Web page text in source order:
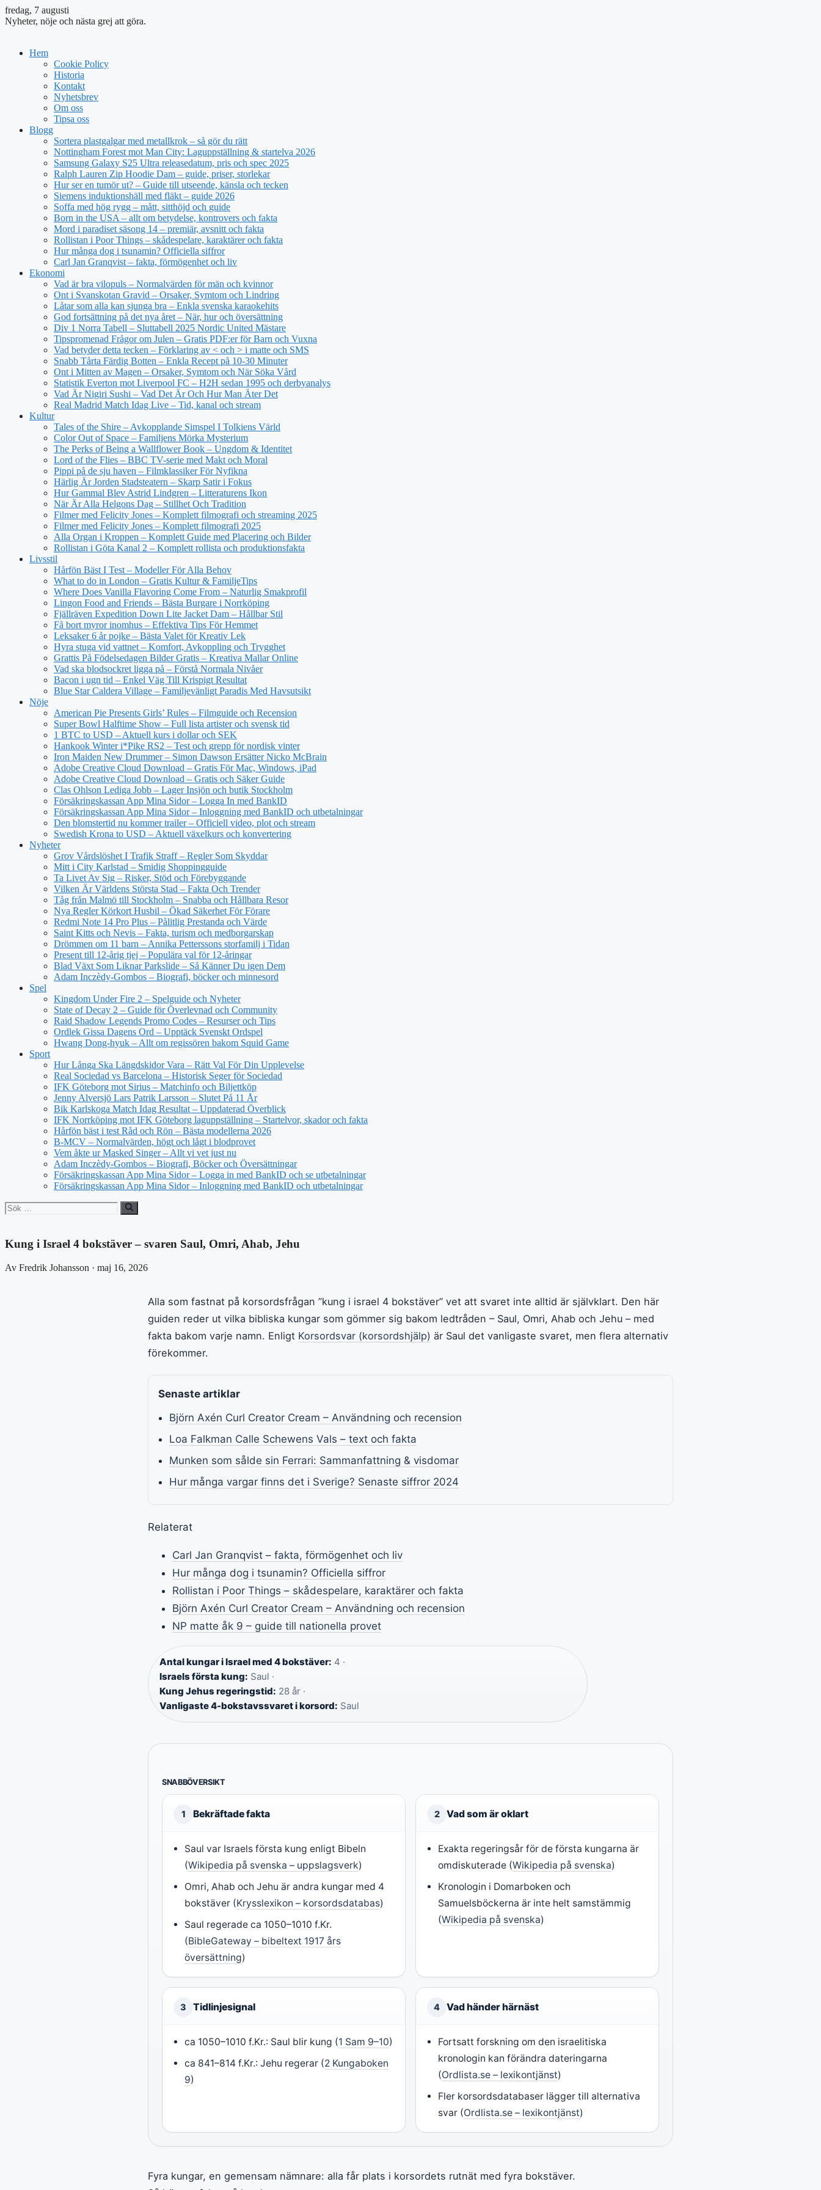
fredag, 7 augusti
Nyheter, nöje och nästa grej att göra.
Hem
Cookie Policy
Historia
Kontakt
Nyhetsbrev
Om oss
Tipsa oss
Blogg
Sortera plastgalgar med metallkrok – så gör du rätt
Nottingham Forest mot Man City: Laguppställning & startelva 2026
Samsung Galaxy S25 Ultra releasedatum, pris och spec 2025
Ralph Lauren Zip Hoodie Dam – guide, priser, storlekar
Hur ser en tumör ut? – Guide till utseende, känsla och tecken
Siemens induktionshäll med fläkt – guide 2026
Soffa med hög rygg – mått, sitthöjd och guide
Born in the USA – allt om betydelse, kontrovers och fakta
Mord i paradiset säsong 14 – premiär, avsnitt och fakta
Rollistan i Poor Things – skådespelare, karaktärer och fakta
Hur många dog i tsunamin? Officiella siffror
Carl Jan Granqvist – fakta, förmögenhet och liv
Ekonomi
Vad är bra vilopuls – Normalvärden för män och kvinnor
Ont i Svanskotan Gravid – Orsaker, Symtom och Lindring
Låtar som alla kan sjunga bra – Enkla svenska karaokehits
God fortsättning på det nya året – När, hur och översättning
Div 1 Norra Tabell – Sluttabell 2025 Nordic United Mästare
Tipspromenad Frågor om Julen – Gratis PDF:er för Barn och Vuxna
Vad betyder detta tecken – Förklaring av < och > i matte och SMS
Snabb Tårta Färdig Botten – Enkla Recept på 10-30 Minuter
Ont i Mitten av Magen – Orsaker, Symtom och När Söka Vård
Statistik Everton mot Liverpool FC – H2H sedan 1995 och derbyanalys
Vad Är Nigiri Sushi – Vad Det Är Och Hur Man Äter Det
Real Madrid Match Idag Live – Tid, kanal och stream
Kultur
Tales of the Shire – Avkopplande Simspel I Tolkiens Värld
Color Out of Space – Familjens Mörka Mysterium
The Perks of Being a Wallflower Book – Ungdom & Identitet
Lord of the Flies – BBC TV-serie med Makt och Moral
Pippi på de sju haven – Filmklassiker För Nyfikna
Härlig Är Jorden Stadsteatern – Skarp Satir i Fokus
Hur Gammal Blev Astrid Lindgren – Litteraturens Ikon
När Är Alla Helgons Dag – Stillhet Och Tradition
Filmer med Felicity Jones – Komplett filmografi och streaming 2025
Filmer med Felicity Jones – Komplett filmografi 2025
Alla Organ i Kroppen – Komplett Guide med Placering och Bilder
Rollistan i Göta Kanal 2 – Komplett rollista och produktionsfakta
Livsstil
Hårfön Bäst I Test – Modeller För Alla Behov
What to do in London – Gratis Kultur & FamiljeTips
Where Does Vanilla Flavoring Come From – Naturlig Smakprofil
Lingon Food and Friends – Bästa Burgare i Norrköping
Fjällräven Expedition Down Lite Jacket Dam – Hållbar Stil
Få bort myror inomhus – Effektiva Tips För Hemmet
Leksaker 6 år pojke – Bästa Valet för Kreativ Lek
Hyra stuga vid vattnet – Komfort, Avkoppling och Trygghet
Grattis På Födelsedagen Bilder Gratis – Kreativa Mallar Online
Vad ska blodsockret ligga på – Förstå Normala Nivåer
Bacon i ugn tid – Enkel Väg Till Krispigt Resultat
Blue Star Caldera Village – Familjevänligt Paradis Med Havsutsikt
Nöje
American Pie Presents Girls’ Rules – Filmguide och Recension
Super Bowl Halftime Show – Full lista artister och svensk tid
1 BTC to USD – Aktuell kurs i dollar och SEK
Hankook Winter i*Pike RS2 – Test och grepp för nordisk vinter
Iron Maiden New Drummer – Simon Dawson Ersätter Nicko McBrain
Adobe Creative Cloud Download – Gratis För Mac, Windows, iPad
Adobe Creative Cloud Download – Gratis och Säker Guide
Clas Ohlson Lediga Jobb – Lager Insjön och butik Stockholm
Försäkringskassan App Mina Sidor – Logga In med BankID
Försäkringskassan App Mina Sidor – Inloggning med BankID och utbetalningar
Den blomstertid nu kommer trailer – Officiell video, plot och stream
Swedish Krona to USD – Aktuell växelkurs och konvertering
Nyheter
Grov Vårdslöshet I Trafik Straff – Regler Som Skyddar
Mitt i City Karlstad – Smidig Shoppingguide
Ta Livet Av Sig – Risker, Stöd och Förebyggande
Vilken Är Världens Största Stad – Fakta Och Trender
Tåg från Malmö till Stockholm – Snabba och Hållbara Resor
Nya Regler Körkort Husbil – Ökad Säkerhet För Förare
Redmi Note 14 Pro Plus – Pålitlig Prestanda och Värde
Saint Kitts och Nevis – Fakta, turism och medborgarskap
Drömmen om 11 barn – Annika Petterssons storfamilj i Tidan
Present till 12-årig tjej – Populära val för 12-åringar
Blad Växt Som Liknar Parkslide – Så Känner Du igen Dem
Adam Inczèdy-Gombos – Biografi, böcker och minnesord
Spel
Kingdom Under Fire 2 – Spelguide och Nyheter
State of Decay 2 – Guide för Överlevnad och Community
Raid Shadow Legends Promo Codes – Resurser och Tips
Ordlek Gissa Dagens Ord – Upptäck Svenskt Ordspel
Hwang Dong-hyuk – Allt om regissören bakom Squid Game
Sport
Hur Långa Ska Längdskidor Vara – Rätt Val För Din Upplevelse
Real Sociedad vs Barcelona – Historisk Seger för Sociedad
IFK Göteborg mot Sirius – Matchinfo och Biljettköp
Jenny Alversjö Lars Patrik Larsson – Slutet På 11 År
Bik Karlskoga Match Idag Resultat – Uppdaterad Överblick
IFK Norrköping mot IFK Göteborg laguppställning – Startelvor, skador och fakta
Hårfön bäst i test Råd och Rön – Bästa modellerna 2026
B-MCV – Normalvärden, högt och lågt i blodprovet
Vem åkte ur Masked Singer – Allt vi vet just nu
Adam Inczèdy-Gombos – Biografi, Böcker och Översättningar
Försäkringskassan App Mina Sidor – Logga in med BankID och se utbetalningar
Försäkringskassan App Mina Sidor – Inloggning med BankID och utbetalningar
Sök
efter:
Kung i Israel 4 bokstäver – svaren Saul, Omri, Ahab, Jehu
Av Fredrik Johansson · maj 16, 2026
Alla som fastnat på korsordsfrågan ”kung i israel 4 bokstäver” vet att svaret inte alltid är självklart. Den här
guiden reder ut vilka bibliska kungar som gömmer sig bakom ledtråden – Saul, Omri, Ahab och Jehu – med
fakta bakom varje namn. Enligt Korsordsvar (korsordshjälp) är Saul det vanligaste svaret, men flera alternativ
förekommer.
Senaste artiklar
Björn Axén Curl Creator Cream – Användning och recension
Loa Falkman Calle Schewens Vals – text och fakta
Munken som sålde sin Ferrari: Sammanfattning & visdomar
Hur många vargar finns det i Sverige? Senaste siffror 2024
Relaterat
Carl Jan Granqvist – fakta, förmögenhet och liv
Hur många dog i tsunamin? Officiella siffror
Rollistan i Poor Things – skådespelare, karaktärer och fakta
Björn Axén Curl Creator Cream – Användning och recension
NP matte åk 9 – guide till nationella provet
Antal kungar i Israel med 4 bokstäver: 4 ·
Israels första kung: Saul ·
Kung Jehus regeringstid: 28 år ·
Vanligaste 4-bokstavssvaret i korsord: Saul
SNABBÖVERSIKT
1 Bekräftade fakta
Saul var Israels första kung enligt Bibeln
(Wikipedia på svenska – uppslagsverk)
Omri, Ahab och Jehu är andra kungar med 4
bokstäver (Krysslexikon – korsordsdatabas)
Saul regerade ca 1050–1010 f.Kr.
(BibleGateway – bibeltext 1917 års
översättning)
2 Vad som är oklart
Exakta regeringsår för de första kungarna är
omdiskuterade (Wikipedia på svenska)
Kronologin i Domarboken och
Samuelsböckerna är inte helt samstämmig
(Wikipedia på svenska)
3 Tidlinjesignal
ca 1050–1010 f.Kr.: Saul blir kung (1 Sam 9–10)
ca 841–814 f.Kr.: Jehu regerar (2 Kungaboken
9)
4 Vad händer härnäst
Fortsatt forskning om den israelitiska
kronologin kan förändra dateringarna
(Ordlista.se – lexikontjänst)
Fler korsordsdatabaser lägger till alternativa
svar (Ordlista.se – lexikontjänst)
Fyra kungar, en gemensam nämnare: alla får plats i korsordets rutnät med fyra bokstäver.